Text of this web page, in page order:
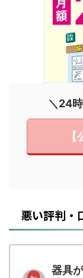
＼24
悪い評判・
器具